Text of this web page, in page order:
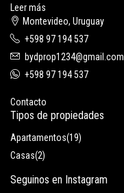
Leer más
Montevideo, Uruguay
+598 97 194 537
bydprop1234@gmail.com
+598 97 194 537
Contacto
Tipos de propiedades
Apartamentos(19)
Casas(2)
Seguinos en Instagram